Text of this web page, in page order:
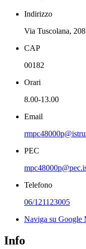
Indirizzo
Via Tuscolana, 208
CAP
00182
Orari
8.00-13.00
Email
PEC
Telefono
06/121123005
Naviga su Google
Info